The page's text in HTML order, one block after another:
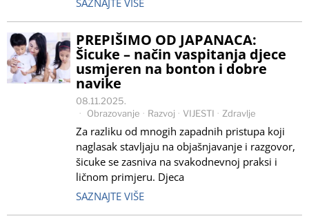
SAZNAJTE VIŠE
PREPIŠIMO OD JAPANACA:
Šicuke – način vaspitanja djece
usmjeren na bonton i dobre
navike
08.11.2025.
Obrazovanje · Razvoj · VIJESTI · Zdravlje
Za razliku od mnogih zapadnih pristupa koji
naglasak stavljaju na objašnjavanje i razgovor,
šicuke se zasniva na svakodnevnoj praksi i
ličnom primjeru. Djeca
SAZNAJTE VIŠE